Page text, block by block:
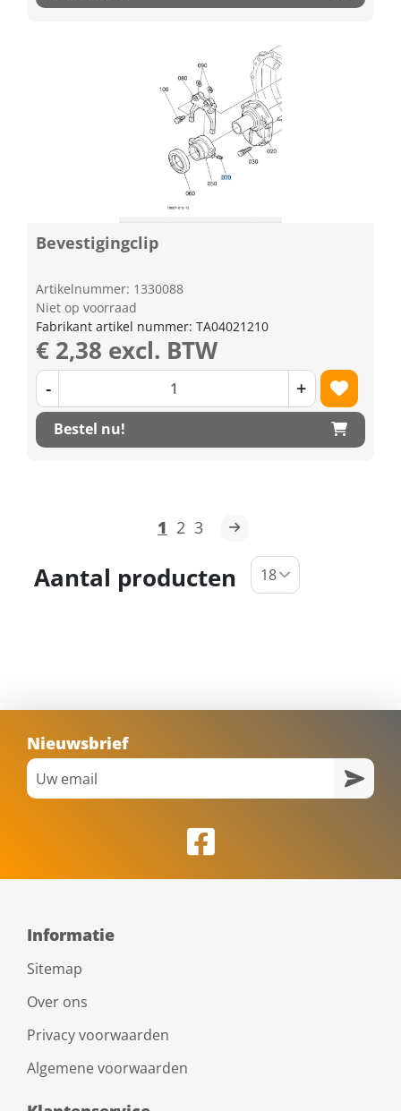
Bevestigingclip
Artikelnummer: 1330088
Niet op voorraad
Fabrikant artikel nummer: TA04021210
€ 2,38 excl. BTW
- +
Bestel nu!
1 2 3
Aantal producten
Nieuwsbrief
Informatie
Sitemap
Over ons
Privacy voorwaarden
Algemene voorwaarden